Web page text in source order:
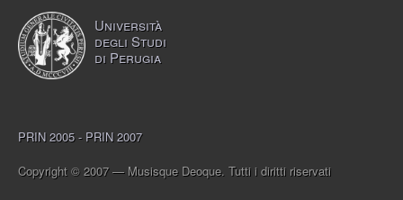
Università
degli Studi
di Perugia
PRIN 2005 - PRIN 2007
Copyright © 2007 — Musisque Deoque. Tutti i diritti riservati